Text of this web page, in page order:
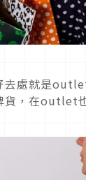
去處就是
貨，在outlet